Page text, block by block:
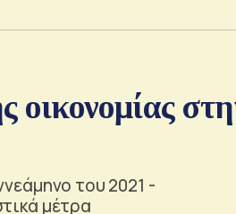
οικονομίας
του 2021 -
μέτρα